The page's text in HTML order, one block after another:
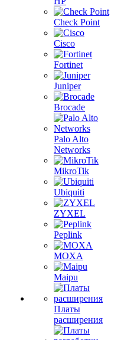
Check Point
Cisco
Fortinet
Juniper
Brocade
Palo Alto
Networks
MikroTik
Ubiquiti
ZYXEL
Peplink
MOXA
Maipu
Платы
расширения